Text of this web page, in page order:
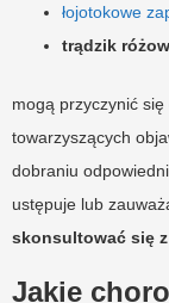
łojotokowe
trądzik
mogą przyczynić
towarzyszących
dobraniu
ustępuje lub
skonsultować się
Jakie